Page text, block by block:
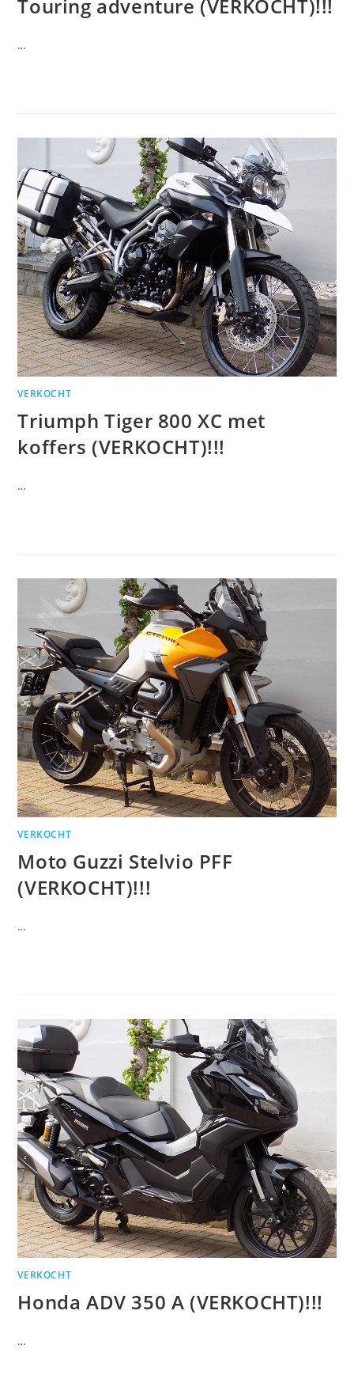
Touring adventure (VERKOCHT)!!!
…
VERKOCHT
Triumph Tiger 800 XC met
koffers (VERKOCHT)!!!
…
VERKOCHT
Moto Guzzi Stelvio PFF
(VERKOCHT)!!!
…
VERKOCHT
Honda ADV 350 A (VERKOCHT)!!!
…